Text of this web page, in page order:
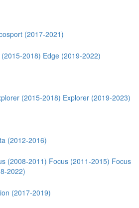
(2017-2021)
(2015-2018) Edge (2019-2022)
(2015-2018) Explorer (2019-2023)
(2012-2016)
(2008-2011) Focus (2011-2015) Focus
2022)
(2017-2019)